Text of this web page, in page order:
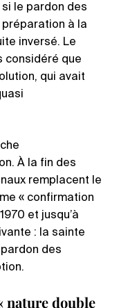
le pardon des
préparation à la
inversé. Le
considéré que
qui avait
À la fin des
remplacent le
« confirmation
et jusqu’à
: la sainte
des
nature double